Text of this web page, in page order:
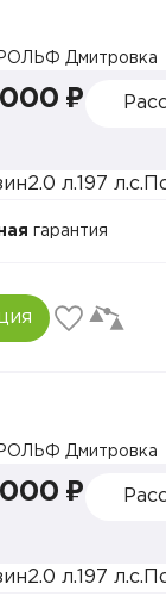
РОЛЬФ Дмитровка
₽
2.0 л. 197 л.с.
гарантия
РОЛЬФ Дмитровка
₽
2.0 л. 197 л.с.